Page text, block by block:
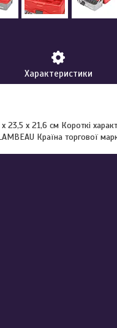
Характеристики
23,5 х 21,6 см Короткі
Країна торгової